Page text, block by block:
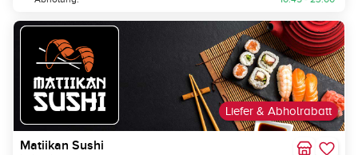
Liefer & Abholrabatt
Matiikan Sushi